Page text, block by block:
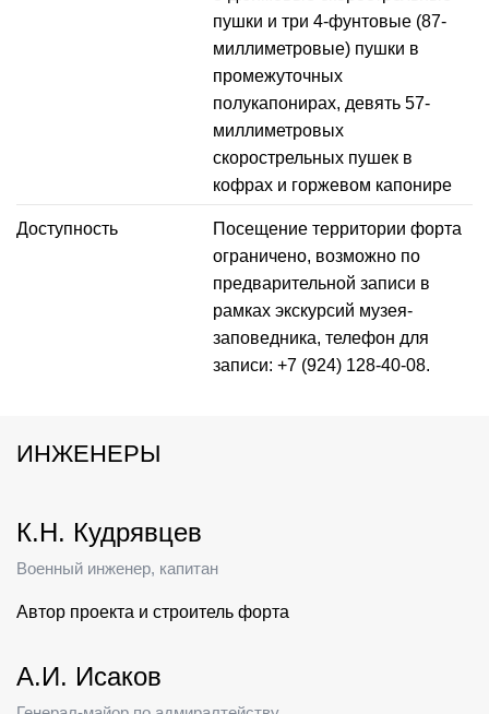
пушки и три 4-фунтовые (87-
миллиметровые) пушки в
промежуточных
полукапонирах, девять 57-
миллиметровых
скорострельных пушек в
кофрах и горжевом капонире
Доступность
Посещение территории форта
ограничено, возможно по
предварительной записи в
рамках экскурсий музея-
заповедника, телефон для
записи: +7 (924) 128-40-08.
ИНЖЕНЕРЫ
К.Н. Кудрявцев
Военный инженер, капитан
Автор проекта и строитель форта
А.И. Исаков